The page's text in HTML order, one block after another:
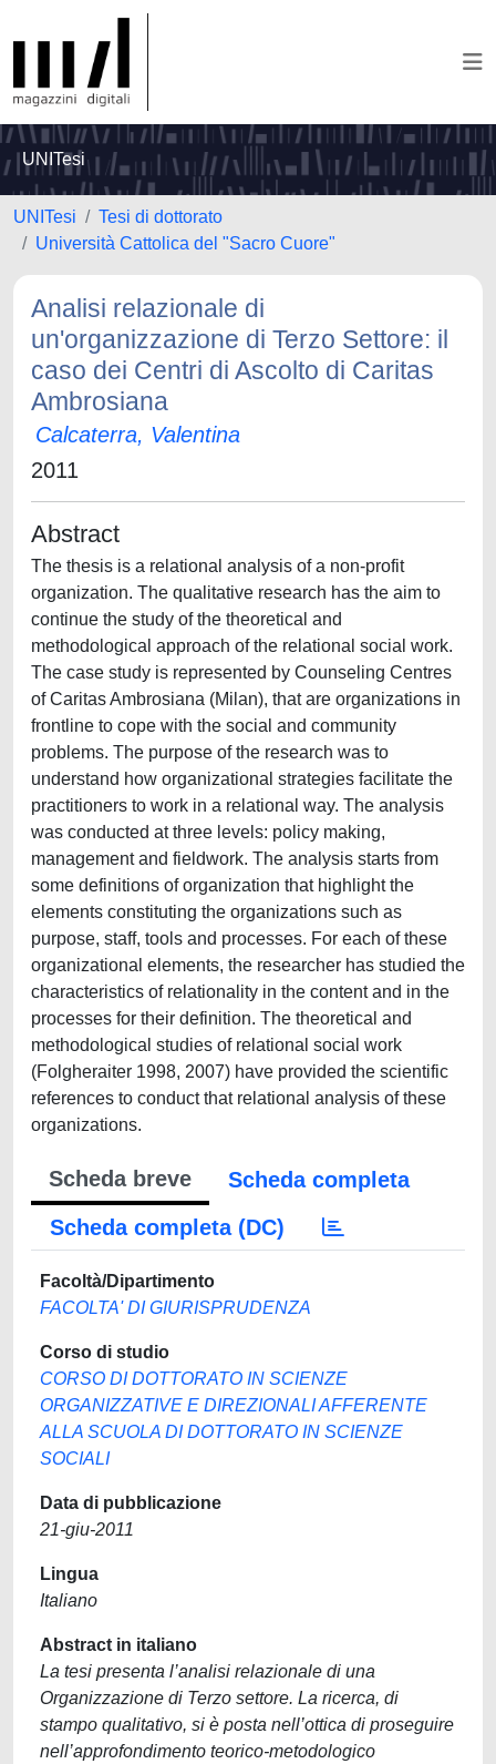
UNITesi
UNITesi
Tesi di dottorato
Università Cattolica del "Sacro Cuore"
Analisi relazionale di
un'organizzazione di Terzo Settore: il
caso dei Centri di Ascolto di Caritas
Ambrosiana
Calcaterra, Valentina
2011
Abstract
The thesis is a relational analysis of a non-profit
organization. The qualitative research has the aim to
continue the study of the theoretical and
methodological approach of the relational social work.
The case study is represented by Counseling Centres
of Caritas Ambrosiana (Milan), that are organizations in
frontline to cope with the social and community
problems. The purpose of the research was to
understand how organizational strategies facilitate the
practitioners to work in a relational way. The analysis
was conducted at three levels: policy making,
management and fieldwork. The analysis starts from
some definitions of organization that highlight the
elements constituting the organizations such as
purpose, staff, tools and processes. For each of these
organizational elements, the researcher has studied the
characteristics of relationality in the content and in the
processes for their definition. The theoretical and
methodological studies of relational social work
(Folgheraiter 1998, 2007) have provided the scientific
references to conduct that relational analysis of these
organizations.
Scheda breve
Scheda completa
Scheda completa (DC)
Facoltà/Dipartimento
FACOLTA' DI GIURISPRUDENZA
Corso di studio
CORSO DI DOTTORATO IN SCIENZE
ORGANIZZATIVE E DIREZIONALI AFFERENTE
ALLA SCUOLA DI DOTTORATO IN SCIENZE
SOCIALI
Data di pubblicazione
21-giu-2011
Lingua
Italiano
Abstract in italiano
La tesi presenta l’analisi relazionale di una
Organizzazione di Terzo settore. La ricerca, di
stampo qualitativo, si è posta nell’ottica di proseguire
nell’approfondimento teorico-metodologico